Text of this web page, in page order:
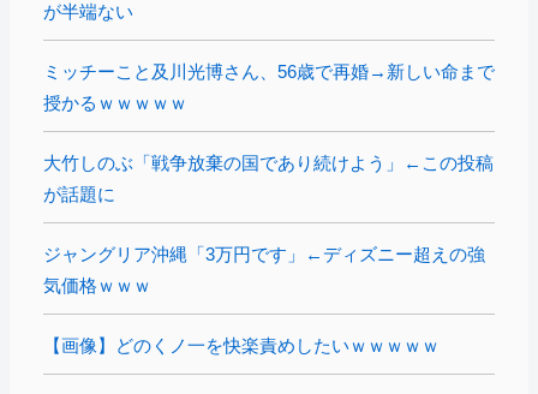
が半端ない
ミッチーこと及川光博さん、56歳で再婚→新しい命まで
授かるｗｗｗｗｗ
大竹しのぶ「戦争放棄の国であり続けよう」←この投稿
が話題に
ジャングリア沖縄「3万円です」←ディズニー超えの強
気価格ｗｗｗ
【画像】どのくノ一を快楽責めしたいｗｗｗｗｗ